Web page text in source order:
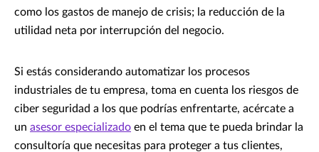
como los gastos de manejo de crisis; la reducción de la
utilidad neta por interrupción del negocio.
Si estás considerando automatizar los procesos
industriales de tu empresa, toma en cuenta los riesgos de
ciber seguridad a los que podrías enfrentarte, acércate a
un asesor especializado en el tema que te pueda brindar la
consultoría que necesitas para proteger a tus clientes,